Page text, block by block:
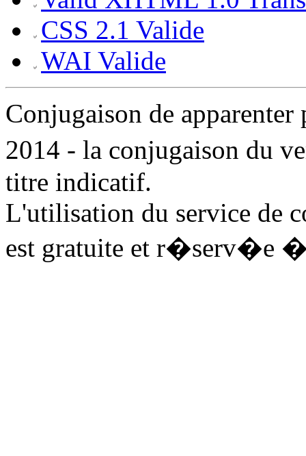
CSS 2.1 Valide
WAI Valide
Conjugaison de
2014 - la conjugaison du
titre indicatif.
L'utilisation du service de
est gratuite et r�serv�e �